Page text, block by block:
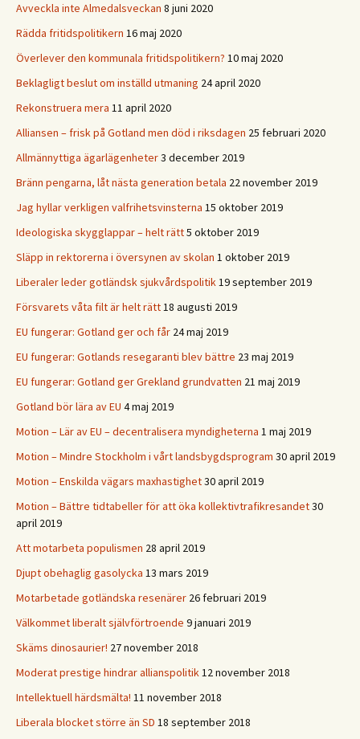
Avveckla inte Almedalsveckan 8 juni 2020
Rädda fritidspolitikern 16 maj 2020
Överlever den kommunala fritidspolitikern? 10 maj 2020
Beklagligt beslut om inställd utmaning 24 april 2020
Rekonstruera mera 11 april 2020
Alliansen – frisk på Gotland men död i riksdagen 25 februari 2020
Allmännyttiga ägarlägenheter3 december 2019
Bränn pengarna, låt nästa generation betala 22 november 2019
Jag hyllar verkligen valfrihetsvinsterna 15 oktober 2019
Ideologiska skygglappar – helt rätt5 oktober 2019
Släpp in rektorerna i översynen av skolan 1 oktober 2019
Liberaler leder gotländsk sjukvårdspolitik19 september 2019
Försvarets våta filt är helt rätt18 augusti 2019
EU fungerar: Gotland ger och får 24 maj 2019
EU fungerar: Gotlands resegaranti blev bättre 23 maj 2019
EU fungerar: Gotland ger Grekland grundvatten 21 maj 2019
Gotland bör lära av EU 4 maj 2019
Motion – Lär av EU – decentralisera myndigheterna 1 maj 2019
Motion – Mindre Stockholm i vårt landsbygdsprogram 30 april 2019
Motion – Enskilda vägars maxhastighet30 april 2019
Motion – Bättre tidtabeller för att öka kollektivtrafikresandet30
april 2019
Att motarbeta populismen 28 april 2019
Djupt obehaglig gasolycka 13 mars 2019
Motarbetade gotländska resenärer 26 februari 2019
Välkommet liberalt självförtroende 9 januari 2019
Skäms dinosaurier! 27 november 2018
Moderat prestige hindrar allianspolitik12 november 2018
Intellektuell härdsmälta! 11 november 2018
Liberala blocket större än SD 18 september 2018